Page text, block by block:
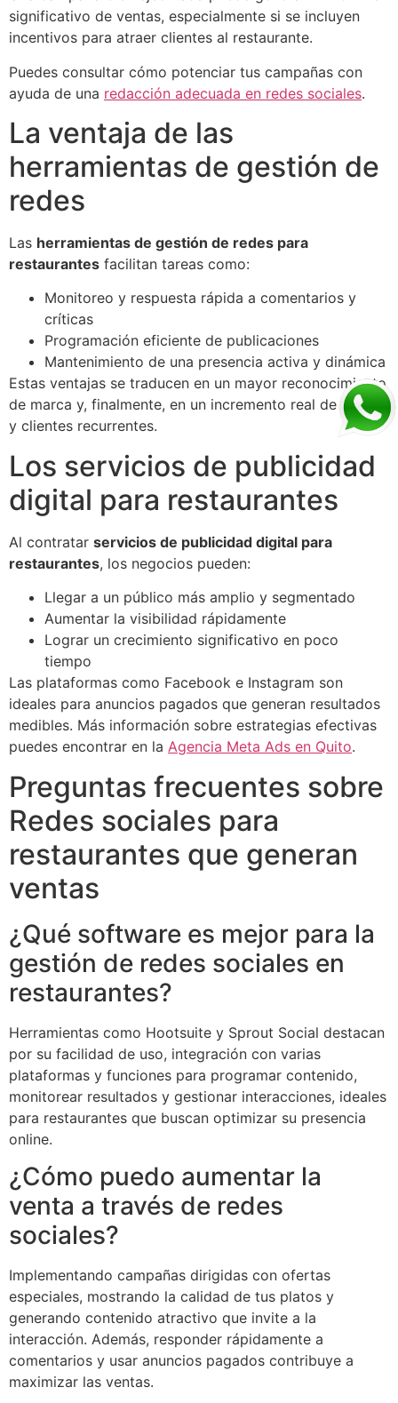
significativo de ventas, especialmente si se incluyen
incentivos para atraer clientes al restaurante.
Puedes consultar cómo potenciar tus campañas con
ayuda de una redacción adecuada en redes sociales.
La ventaja de las
herramientas de gestión de
redes
Las herramientas de gestión de redes para
restaurantes facilitan tareas como:
Monitoreo y respuesta rápida a comentarios y
críticas
Programación eficiente de publicaciones
Mantenimiento de una presencia activa y dinámica
Estas ventajas se traducen en un mayor reconocimiento
de marca y, finalmente, en un incremento real de ventas
y clientes recurrentes.
Los servicios de publicidad
digital para restaurantes
Al contratar servicios de publicidad digital para
restaurantes, los negocios pueden:
Llegar a un público más amplio y segmentado
Aumentar la visibilidad rápidamente
Lograr un crecimiento significativo en poco
tiempo
Las plataformas como Facebook e Instagram son
ideales para anuncios pagados que generan resultados
medibles. Más información sobre estrategias efectivas
puedes encontrar en la Agencia Meta Ads en Quito.
Preguntas frecuentes sobre
Redes sociales para
restaurantes que generan
ventas
¿Qué software es mejor para la
gestión de redes sociales en
restaurantes?
Herramientas como Hootsuite y Sprout Social destacan
por su facilidad de uso, integración con varias
plataformas y funciones para programar contenido,
monitorear resultados y gestionar interacciones, ideales
para restaurantes que buscan optimizar su presencia
online.
¿Cómo puedo aumentar la
venta a través de redes
sociales?
Implementando campañas dirigidas con ofertas
especiales, mostrando la calidad de tus platos y
generando contenido atractivo que invite a la
interacción. Además, responder rápidamente a
comentarios y usar anuncios pagados contribuye a
maximizar las ventas.